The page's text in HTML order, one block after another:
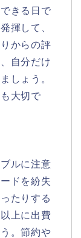
きる日で
揮して、
からの評
自分だけ
しょう。
大切で
ルに注意
ドを紛失
たりする
上に出費
。節約や